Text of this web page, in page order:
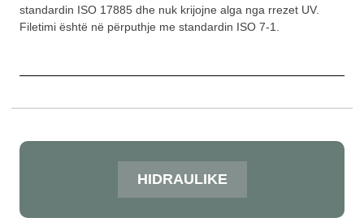
standardin ISO 17885 dhe nuk krijojne alga nga rrezet UV.
Filetimi është në përputhje me standardin ISO 7-1.
HIDRAULIKE